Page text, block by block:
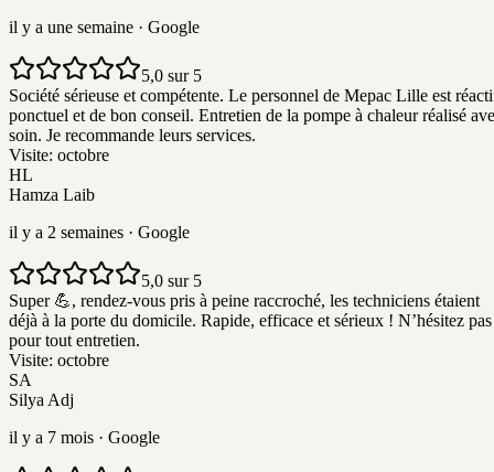
il y a une semaine · Google
5,0 sur 5
Société sérieuse et compétente. Le personnel de Mepac Lille est
ponctuel et de bon conseil. Entretien de la pompe à chaleur réalisé
soin. Je recommande leurs services.
Visite: octobre
HL
Hamza Laib
il y a 2 semaines · Google
5,0 sur 5
Super 💪, rendez-vous pris à peine raccroché, les techniciens étaient
déjà à la porte du domicile. Rapide, efficace et sérieux ! N’hésitez pas
pour tout entretien.
Visite: octobre
SA
Silya Adj
il y a 7 mois · Google